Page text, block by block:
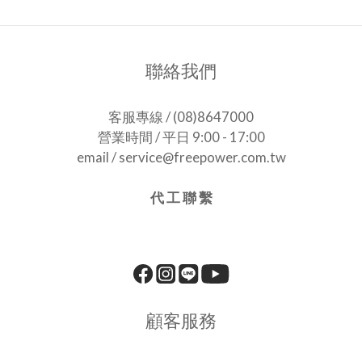
聯絡我們
客服專線 / (08)8647000
營業時間 / 平日 9:00 - 17:00
email / service@freepower.com.tw
代 工 聯 繫
顧客服務